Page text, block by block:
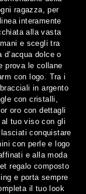
ragazza, per
interamente
alla vasta
e scegli tra
dolce o
prova le collane
con logo. Tra i
in argento
con cristalli,
oro con dettagli
tuo viso con gli
conquistare
con perle e logo
e alla moda
regalo composto
e porta sempre
il tuo look